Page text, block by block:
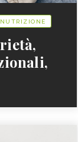
NUTRIZIONE